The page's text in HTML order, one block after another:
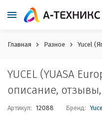
Главная Разное Yucel
YUCEL (YUASA
описание,
Артикул: 12088 Бренд: